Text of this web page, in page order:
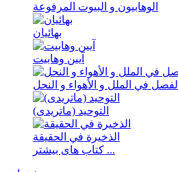
الوهابیون و البیوت المرفوعة
بهائیان
آیین وهابیت
الفصل في الملل و الأهواء و النحل
التوحید (ماتریدی)
الذخیرة في الحقیقة
کتاب های بیشتر ...